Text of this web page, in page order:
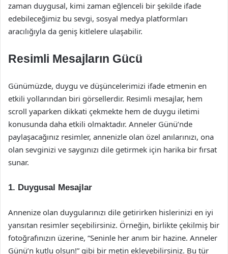
zaman duygusal, kimi zaman eğlenceli bir şekilde ifade
edebileceğimiz bu sevgi, sosyal medya platformları
aracılığıyla da geniş kitlelere ulaşabilir.
Resimli Mesajların Gücü
Günümüzde, duygu ve düşüncelerimizi ifade etmenin en
etkili yollarından biri görsellerdir. Resimli mesajlar, hem
scroll yaparken dikkati çekmekte hem de duygu iletimi
konusunda daha etkili olmaktadır. Anneler Günü’nde
paylaşacağınız resimler, annenizle olan özel anılarınızı, ona
olan sevginizi ve saygınızı dile getirmek için harika bir fırsat
sunar.
1. Duygusal Mesajlar
Annenize olan duygularınızı dile getirirken hislerinizi en iyi
yansıtan resimler seçebilirsiniz. Örneğin, birlikte çekilmiş bir
fotoğrafınızın üzerine, “Seninle her anım bir hazine. Anneler
Günü’n kutlu olsun!” gibi bir metin ekleyebilirsiniz. Bu tür